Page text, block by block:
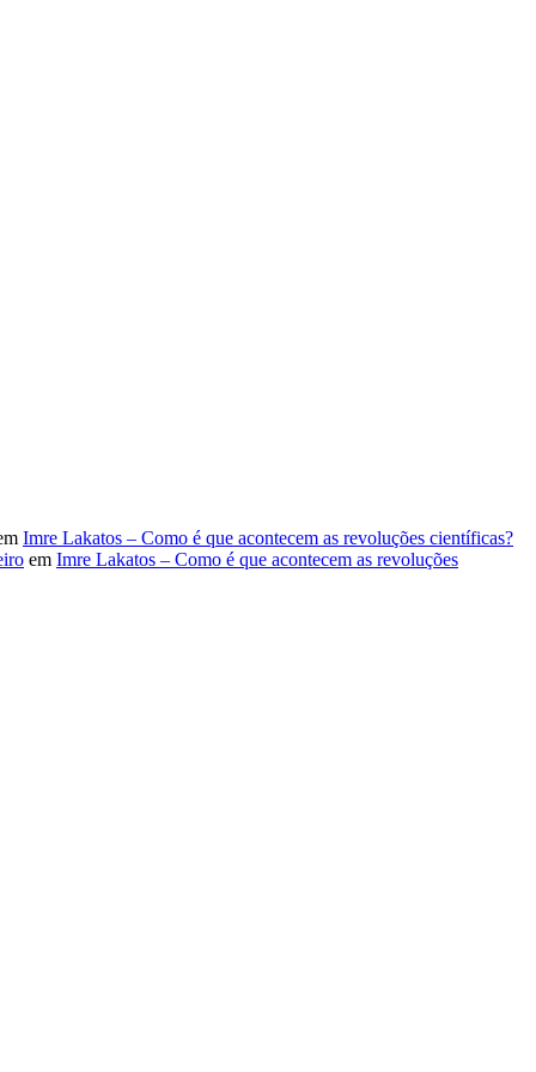
Imre Lakatos – Como é que acontecem as revoluções científicas?
em Imre Lakatos – Como é que acontecem as revoluções